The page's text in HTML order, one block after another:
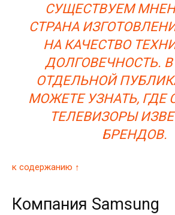
СУЩЕСТВУЕМ
СТРАНА
НА КАЧЕСТВО
ДОЛГОВЕЧНОСТЬ.
ОТДЕЛЬНОЙ
МОЖЕТЕ УЗНАТЬ, ГДЕ
ТЕЛЕВИЗОРЫ
БРЕНДОВ.
к содержанию ↑
Компания Samsung